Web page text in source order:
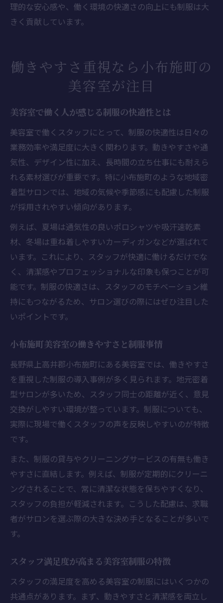
理的な安心感や、働く環境の快適さの向上にも制服は大
きく貢献しています。
働きやすさ重視なら小布施町の
美容室が注目
美容室で働く人が感じる制服の快適性とは
美容室で働くスタッフにとって、制服の快適性は日々の
業務効率や満足度に大きく関わります。動きやすさや通
気性、デザイン性に加え、長時間の立ち仕事にも耐えら
れる素材選びが重要です。特に小布施町のような地域密
着型サロンでは、地域の気候や季節感にも配慮した制服
が採用されやすい傾向があります。
例えば、夏場は通気性の良いポロシャツや吸汗速乾素
材、冬場は重ね着しやすいカーディガンなどが選ばれて
います。これにより、スタッフが快適に働けるだけでな
く、清潔感やプロフェッショナルな印象も保つことが可
能です。制服の快適さは、スタッフのモチベーション維
持にもつながるため、サロン選びの際にはぜひ注目した
いポイントです。
小布施町美容室の働きやすさと制服事情
長野県上高井郡小布施町にある美容室では、働きやすさ
を重視した制服の導入事例が多く見られます。地元密着
型サロンが多いため、スタッフ同士の距離が近く、意見
交換がしやすい環境が整っています。制服についても、
実際に現場で働くスタッフの声を反映しやすいのが特徴
です。
また、制服の貸与やクリーニングサービスの有無も働き
やすさに直結します。例えば、制服が定期的にクリーニ
ングされることで、常に清潔な状態を保ちやすくなり、
スタッフの負担が軽減されます。こうした配慮は、求職
者がサロンを選ぶ際の大きな決め手となることが多いで
す。
スタッフ満足度が高まる美容室制服の特徴
スタッフの満足度を高める美容室の制服にはいくつかの
共通点があります。まず、動きやすさと清潔感を両立し